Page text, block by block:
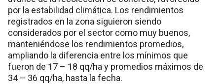
por la estabilidad climática. Los rendimientos
registrados en la zona siguieron siendo
considerados por el sector como muy buenos,
manteniéndose los rendimientos promedios,
ampliando la diferencia entre los mínimos que
fueron de 17 – 18 qq/ha y promedios máximos de
34 – 36 qq/ha, hasta la fecha.